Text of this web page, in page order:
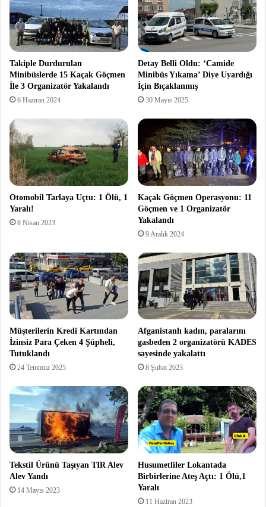
Takiple Durdurulan
Minibüslerde 15 Kaçak Göçmen
İle 3 Organizatör Yakalandı
6 Haziran 2024
Detay Belli Oldu: ‘Camide
Minibüs Yıkama’ Diye Uyardığı
İçin Bıçaklanmış
30 Mayıs 2025
Otomobil Tarlaya Uçtu: 1 Ölü, 1
Yaralı!
8 Nisan 2023
Kaçak Göçmen Operasyonu: 11
Göçmen ve 1 Organizatör
Yakalandı
9 Aralık 2024
Müşterilerin Kredi Kartından
İzinsiz Para Çeken 4 Şüpheli,
Tutuklandı
24 Temmuz 2025
Afganistanlı kadın, paralarını
gasbeden 2 organizatörü KADES
sayesinde yakalattı
8 Şubat 2023
Tekstil Ürünü Taşıyan TIR Alev
Alev Yandı
14 Mayıs 2023
Husumetliler Lokantada
Birbirlerine Ateş Açtı: 1 Ölü,1
Yaralı
11 Haziran 2023